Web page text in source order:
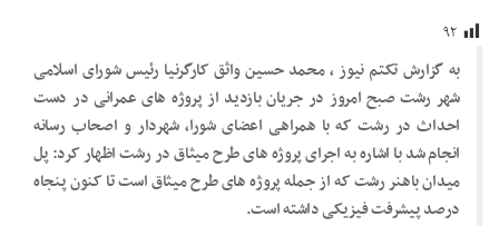
۹۲
به گزارش تکتم نیوز ، محمد حسین واثق کارگرنیا رئیس شورای اسلامی
شهر رشت صبح امروز در جریان بازدید از پروژه های عمرانی در دست
احداث در رشت که با همراهی اعضای شورا، شهردار و اصحاب رسانه
انجام شد با اشاره به اجرای پروژه های طرح میثاق در رشت اظهار کرد: پل
میدان باهنر رشت که از جمله پروژه های طرح میثاق است تا کنون پنجاه
درصد پیشرفت فیزیکی داشته است.